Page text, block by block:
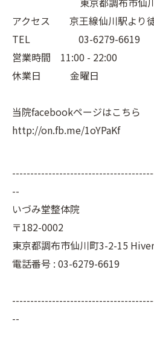
アクセス 京王線仙川駅より
TEL 03-6279-6619
営業時間 11:00 - 22:00
休業日 金曜日
当院facebookページはこちら
http://on.fb.me/1oYPaKf
--
いづみ堂整体院
〒182-0002
東京都調布市仙川町3-2-15
電話番号 : 03-6279-6619
--